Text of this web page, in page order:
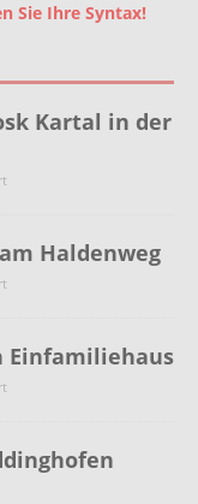
Sie Ihre Syntax!
Kartal in der
Haldenweg
Einfamiliehaus